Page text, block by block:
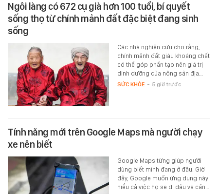
Ngôi làng có 672 cụ già hơn 100 tuổi, bí quyết
sống thọ từ chính mảnh đất đặc biệt đang sinh
sống
Các nhà nghiên cứu cho rằng,
chính mảnh đất giàu khoáng chất
có thể góp phần tạo nên giá trị
dinh dưỡng của nông sản địa…
SỨC KHỎE - 5 giờ trước
Tính năng mới trên Google Maps mà người chạy
xe nên biết
Google Maps từng giúp người
dùng biết mình đang ở đâu. Giờ
đây, Google muốn ứng dụng này
hiểu cả việc họ sẽ đi đâu và cần…